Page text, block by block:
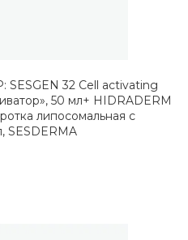
32 Cell activating
50 мл+ HIDRADERM
липосомальная с
SESDERMA